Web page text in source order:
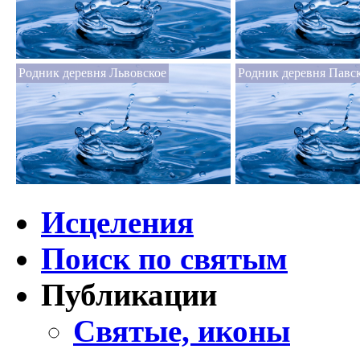
Родник деревня Львовское Родник деревня
Исцеления
Поиск по святым
Публикации
Святые, иконы